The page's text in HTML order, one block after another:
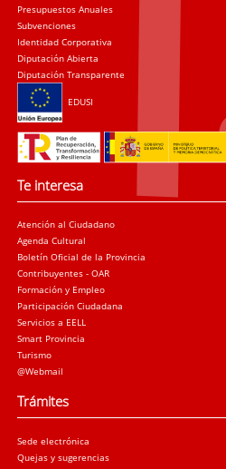
Presupuestos Anuales
Subvenciones
Identidad Corporativa
Diputación Abierta
Diputación Transparente
EDUSI
Te interesa
Atención al Ciudadano
Agenda Cultural
Boletín Oficial de la Provincia
Contribuyentes - OAR
Formación y Empleo
Participación Ciudadana
Servicios a EELL
Smart Provincia
Turismo
@Webmail
Trámites
Sede electrónica
Quejas y sugerencias